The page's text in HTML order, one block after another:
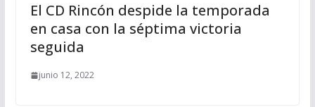
El CD Rincón despide la temporada
en casa con la séptima victoria
seguida
junio 12, 2022